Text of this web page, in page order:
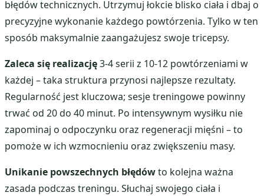
błędów technicznych. Utrzymuj łokcie blisko ciała i dbaj o
precyzyjne wykonanie każdego powtórzenia. Tylko w ten
sposób maksymalnie zaangażujesz swoje tricepsy.
Zaleca się realizację3-4 serii z 10-12 powtórzeniami w
każdej – taka struktura przynosi najlepsze rezultaty.
Regularność jest kluczowa; sesje treningowe powinny
trwać od 20 do 40 minut. Po intensywnym wysiłku nie
zapominaj o odpoczynku oraz regeneracji mięśni – to
pomoże w ich wzmocnieniu oraz zwiększeniu masy.
Unikanie powszechnych błędówto kolejna ważna
zasada podczas treningu. Słuchaj swojego ciała i